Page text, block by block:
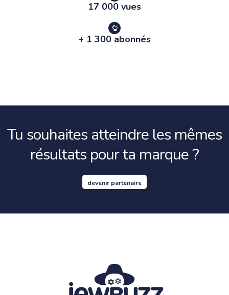
17 000 vues
+ 1 300 abonnés
Tu souhaites atteindre les mêmes
résultats pour ta marque ?
devenir partenaire